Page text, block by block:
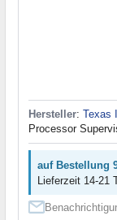
Hersteller: Texas
Processor
auf Bestellung
Lieferzeit 14-21